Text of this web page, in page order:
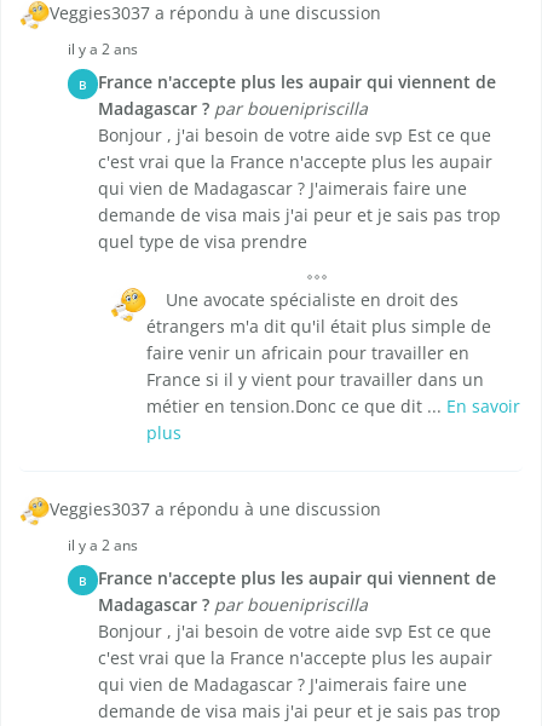
Veggies3037 a répondu à une discussion
il y a 2 ans
B
France n'accepte plus les aupair qui viennent de
Madagascar ? par bouenipriscilla
Bonjour , j'ai besoin de votre aide svp Est ce que
c'est vrai que la France n'accepte plus les aupair
qui vien de Madagascar ? J'aimerais faire une
demande de visa mais j'ai peur et je sais pas trop
quel type de visa prendre
Une avocate spécialiste en droit des
étrangers m'a dit qu'il était plus simple de
faire venir un africain pour travailler en
France si il y vient pour travailler dans un
métier en tension.Donc ce que dit ... En savoir
plus
Veggies3037 a répondu à une discussion
il y a 2 ans
B
France n'accepte plus les aupair qui viennent de
Madagascar ? par bouenipriscilla
Bonjour , j'ai besoin de votre aide svp Est ce que
c'est vrai que la France n'accepte plus les aupair
qui vien de Madagascar ? J'aimerais faire une
demande de visa mais j'ai peur et je sais pas trop